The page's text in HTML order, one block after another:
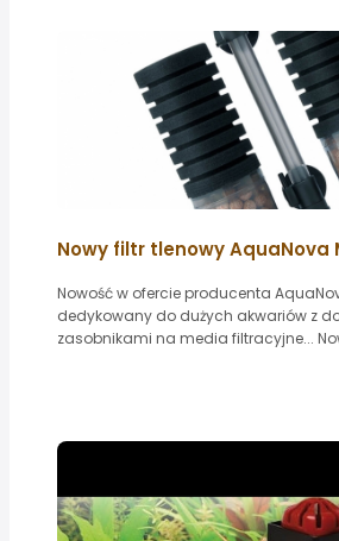
Nowy filtr tlenowy AquaNova
Nowość w ofercie producenta
dedykowany do dużych akwariów z
zasobnikami na media filtracyjne...